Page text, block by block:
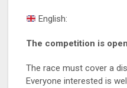
English:
The competition is
The race must cover a
Everyone interested is